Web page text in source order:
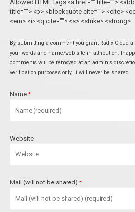
Allowed HTML tags:<a href="" title="">
title=""> <b> <blockquote cite=""> <cite>
<em> <i> <q cite=""> <s> <strike> <strong>
By submitting a comment you grant Radix Cloud
your words and name/web site in attribution.
comments will be removed at an admin’s
verification purposes only, it will never be shared.
Name *
Website
Mail (will not be shared) *